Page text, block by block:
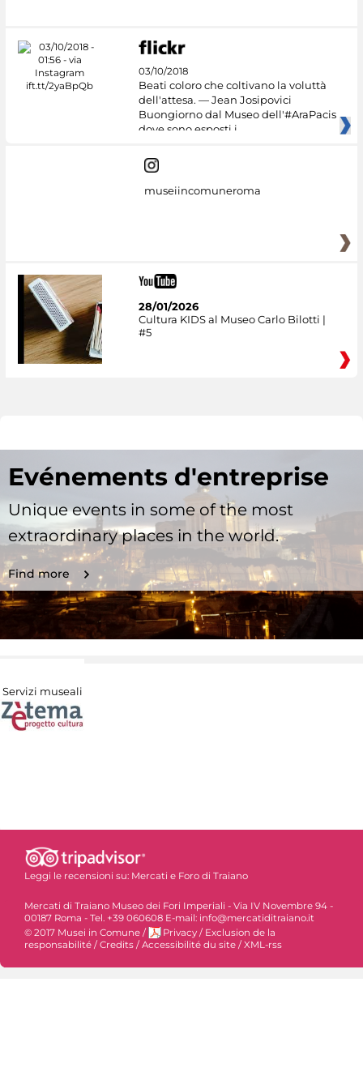
03/10/2018
Beati coloro che coltivano la voluttà
dell'attesa. — Jean Josipovici
Buongiorno dal Museo dell'#AraPacis
dove sono esposti i
museiincomuneroma
28/01/2026
Cultura KIDS al Museo Carlo Bilotti |
#5
Evénements d'entreprise
Unique events in some of the most
extraordinary places in the world.
Find more
Servizi museali
Leggi le recensioni su: Mercati e Foro di Traiano
Mercati di Traiano Museo dei Fori Imperiali - Via IV Novembre 94 -
00187 Roma - Tel. +39 060608 E-mail: info@mercatiditraiano.it
© 2017 Musei in Comune / Privacy / Exclusion de la
responsabilité /Credits /Accessibilité du site /XML-rss